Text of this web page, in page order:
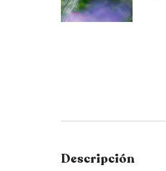
Descripción